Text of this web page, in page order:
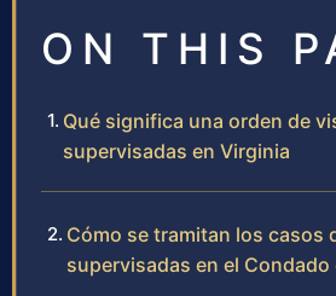
ON THIS
Qué significa una orden de
supervisadas en Virginia
Cómo se tramitan los casos
supervisadas en el Condado